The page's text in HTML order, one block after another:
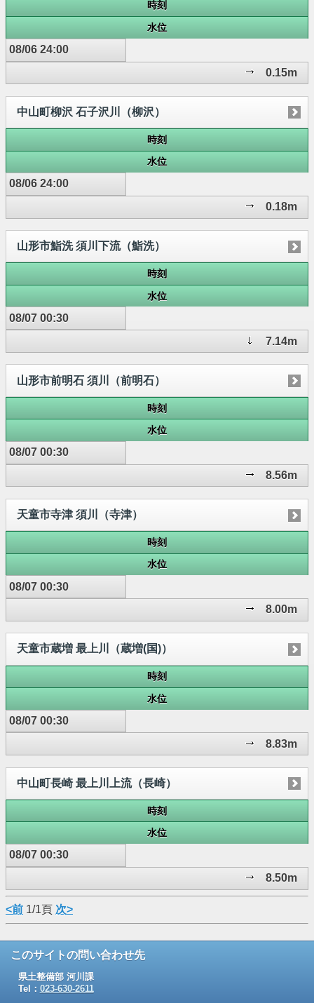
時刻
水位
08/06 24:00
0.15m
中山町柳沢 石子沢川（柳沢）
時刻
水位
08/06 24:00
0.18m
山形市鮨洗 須川下流（鮨洗）
時刻
水位
08/07 00:30
7.14m
山形市前明石 須川（前明石）
時刻
水位
08/07 00:30
8.56m
天童市寺津 須川（寺津）
時刻
水位
08/07 00:30
8.00m
天童市蔵増 最上川（蔵増(国)）
時刻
水位
08/07 00:30
8.83m
中山町長崎 最上川上流（長崎）
時刻
水位
08/07 00:30
8.50m
<前 1/1頁 次>
このサイトの問い合わせ先
県土整備部 河川課
Tel： 023-630-2611